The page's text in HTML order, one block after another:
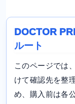
DOCTOR
ルート
このページでは
けて確認先を整
め、購入前は各